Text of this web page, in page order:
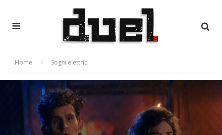
Home Sogni elettrici